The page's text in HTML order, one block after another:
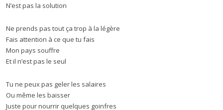
N’est pas la solution
Ne prends pas tout ça trop à la légère
Fais attention à ce que tu fais
Mon pays souffre
Et il n’est pas le seul
Tu ne peux pas geler les salaires
Ou même les baisser
Juste pour nourrir quelques goinfres